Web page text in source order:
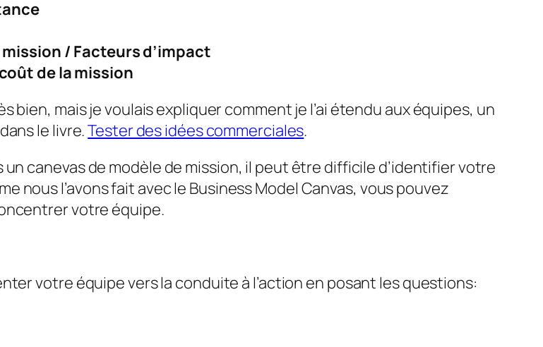
/ Facteurs d’impact
de la mission
mais je voulais expliquer comment je l’ai étendu aux équipes, un
le livre.Tester des idées commerciales.
canevas de modèle de mission, il peut être difficile d’identifier votre
nous l’avons fait avec le Business Model Canvas, vous pouvez
votre équipe.
votre équipe vers la conduite à l’action en posant les questions: